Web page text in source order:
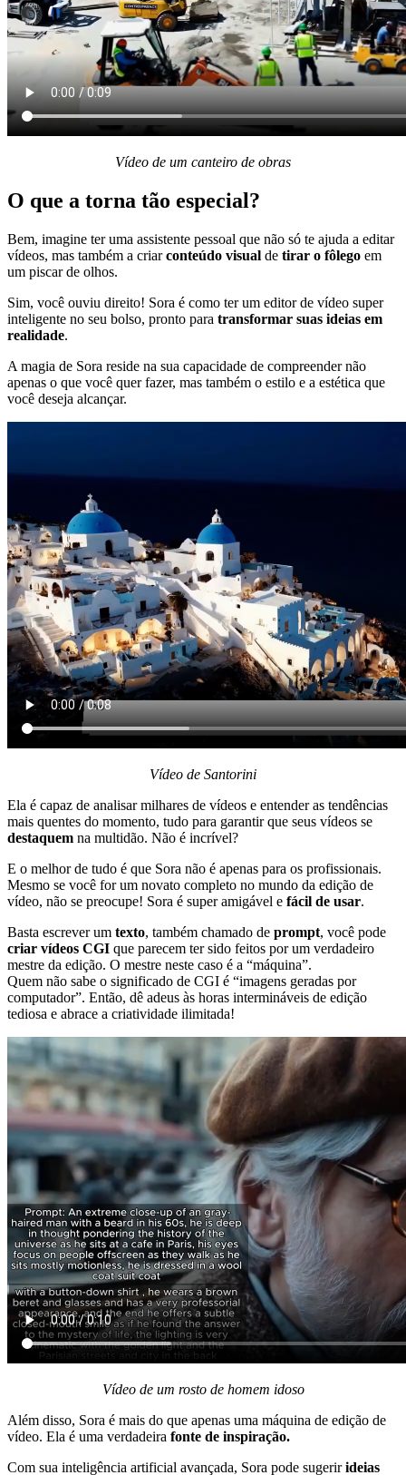
Vídeo de um canteiro de obras
O que a torna tão especial?
Bem, imagine ter uma assistente pessoal que não só te ajuda a editar
vídeos, mas também a criarconteúdo visual de tirar o fôlego em
um piscar de olhos.
Sim, você ouviu direito! Sora é como ter um editor de vídeo super
inteligente no seu bolso, pronto para transformar suas ideias em
realidade.
A magia de Sora reside na sua capacidade de compreender não
apenas o que você quer fazer, mas também o estilo e a estética que
você deseja alcançar.
Vídeo de Santorini
Ela é capaz de analisar milhares de vídeos e entender as tendências
mais quentes do momento, tudo para garantir que seus vídeos se
destaquem na multidão. Não é incrível?
E o melhor de tudo é que Sora não é apenas para os profissionais.
Mesmo se você for um novato completo no mundo da edição de
vídeo, não se preocupe! Sora é super amigável e fácil de usar.
Basta escrever um texto, também chamado de prompt, você pode
criar vídeos CGI que parecem ter sido feitos por um verdadeiro
mestre da edição. O mestre neste caso é a “máquina”.
Quem não sabe o significado de CGI é “imagens geradas por
computador”. Então, dê adeus às horas intermináveis de edição
tediosa e abrace a criatividade ilimitada!
Vídeo de um rosto de homem idoso
Além disso, Sora é mais do que apenas uma máquina de edição de
vídeo. Ela é uma verdadeira fonte de inspiração.
Com sua inteligência artificial avançada, Sora pode sugerirideias